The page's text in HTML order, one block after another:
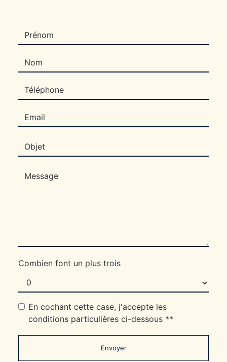
Combien font un plus trois
En cochant cette case, j'accepte les
conditions particulières ci-dessous **
Envoyer